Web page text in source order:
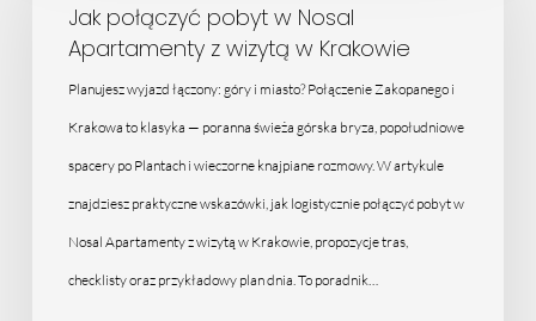
pobyt
Nosal
Apartamenty
wizytą
Krakowie
Jak połączyć pobyt w Nosal
Apartamenty z wizytą w Krakowie
Planujesz wyjazd łączony: góry i miasto? Połączenie Zakopanego i
Krakowa to klasyka — poranna świeża górska bryza, popołudniowe
spacery po Plantach i wieczorne knajpiane rozmowy. W artykule
znajdziesz praktyczne wskazówki, jak logistycznie połączyć pobyt w
Nosal Apartamenty z wizytą w Krakowie, propozycje tras,
checklisty oraz przykładowy plan dnia. To poradnik…